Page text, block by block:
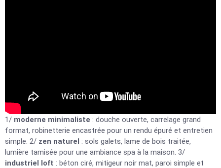
1/ moderne minimaliste : douche ouverte, carrelage grand
format, robinetterie encastrée pour un rendu épuré et entretien
simple. 2/ zen naturel : sols galets, lame de bois traitée,
lumière tamisée pour une ambiance spa à la maison. 3/
industriel loft : béton ciré, mitigeur noir mat, paroi simple et